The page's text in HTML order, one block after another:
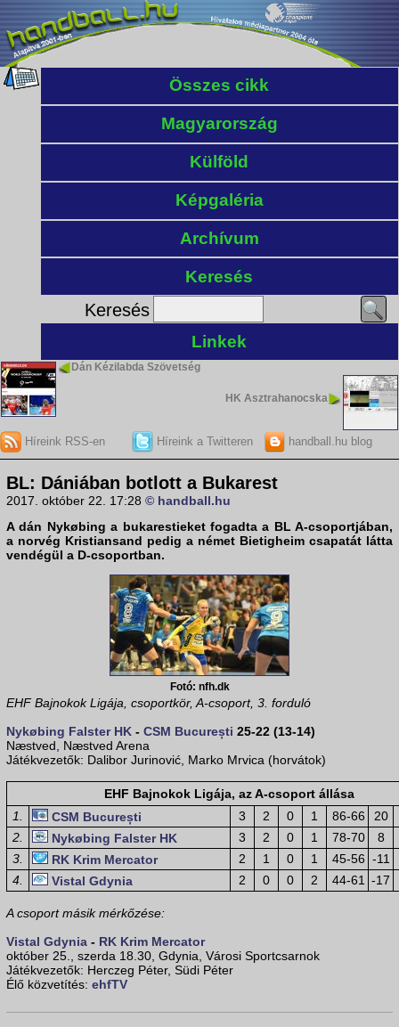
Összes cikk
Magyarország
Külföld
Képgaléria
Archívum
Keresés
Keresés
Linkek
Dán Kézilabda Szövetség
HK Asztrahanocska
Híreink RSS-en Híreink a Twitteren handball.hu blog
BL: Dániában botlott a Bukarest
2017. október 22. 17:28 © handball.hu
A dán Nykøbing a bukarestieket fogadta a BL A-csoportjában,
a norvég Kristiansand pedig a német Bietigheim csapatát látta
vendégül a D-csoportban.
Fotó: nfh.dk
EHF Bajnokok Ligája, csoportkör, A-csoport, 3. forduló
Nykøbing Falster HK - CSM București 25-22 (13-14)
Næstved, Næstved Arena
Játékvezetők: Dalibor Jurinović, Marko Mrvica (horvátok)
EHF Bajnokok Ligája, az A-csoport állása
1.
CSM București 3 2 0 1 86-66
20
2.
Nykøbing Falster HK 3 2 0 1 78-70
8
3.
RK Krim Mercator 2 1 0 1 45-56 -11
4.
Vistal Gdynia 2 0 0 2 44-61 -17
A csoport másik mérkőzése:
Vistal Gdynia - RK Krim Mercator
október 25., szerda 18.30, Gdynia, Városi Sportcsarnok
Játékvezetők: Herczeg Péter, Südi Péter
Élő közvetítés: ehfTV